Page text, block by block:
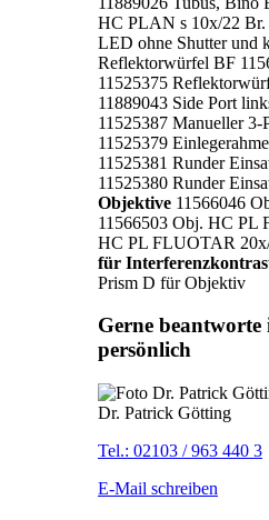
HC PLAN s 10x/22
LED ohne Shutter und
Reflektorwürfel BF
11525375
11889043 Side Port
11525387 Manueller 3-
11525379
11525381 Runder
11525380 Runder
Objektive 11566046
11566503 Obj. HC PL
HC PL FLUOTAR
für
Prism D für Objektiv
Gerne
persönlich
Dr. Patrick Götting
Tel.: 02103 / 963 440 3
E-Mail schreiben